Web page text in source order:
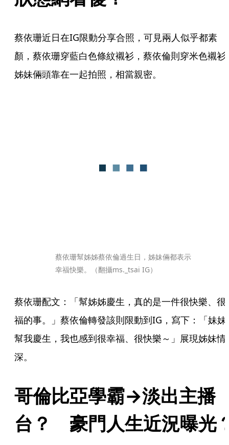
蔡依珊近日在IG限動分享合照，可見兩人似乎都素
顏，蔡依珊穿藍白色條紋襯衫，蔡依倫則穿米色襯衫
姊妹倆頭靠在一起拍照，相當親密。
蔡依珊幫姊姊蔡依倫過生日，姊妹倆都表示
幸福快樂。（翻攝ms._tsai IG）
蔡依珊配文：「幫姊姊慶生，真的是一件很快樂、很
福的事。」蔡依倫轉發該則限動到IG，寫下：「妹妹
幫我慶生，我也感到很幸福、很快樂～」展現姊妹情
深。
哥倫比亞學霸→淡出主播
台？　豪門人生近況曝光